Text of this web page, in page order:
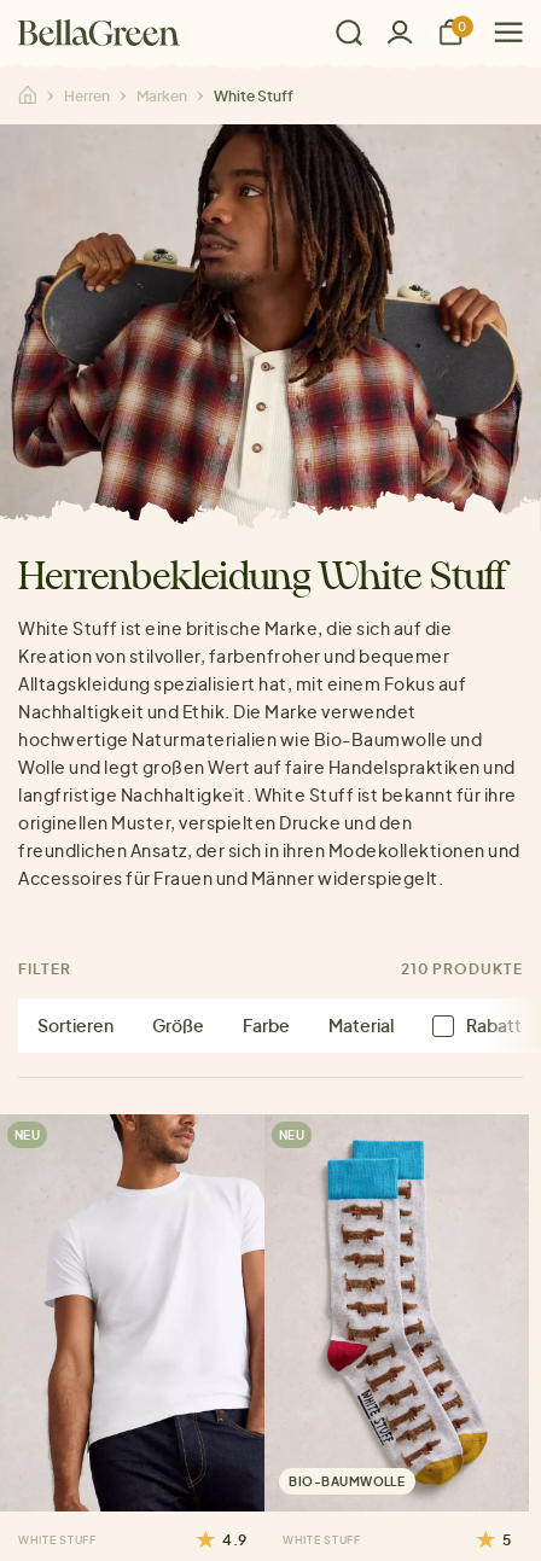
0
Herren Marken White Stuff
Herrenbekleidung White Stuff
White Stuff ist eine britische Marke, die sich auf die
Kreation von stilvoller, farbenfroher und bequemer
Alltagskleidung spezialisiert hat, mit einem Fokus auf
Nachhaltigkeit und Ethik. Die Marke verwendet
hochwertige Naturmaterialien wie Bio-Baumwolle und
Wolle und legt großen Wert auf faire Handelspraktiken und
langfristige Nachhaltigkeit. White Stuff ist bekannt für ihre
originellen Muster, verspielten Drucke und den
freundlichen Ansatz, der sich in ihren Modekollektionen und
Accessoires für Frauen und Männer widerspiegelt.
FILTER 210 PRODUKTE
Sortieren Größe Farbe Material Rabatt
NEU
WHITE STUFF 4.9
NEU
BIO-BAUMWOLLE
WHITE STUFF 5